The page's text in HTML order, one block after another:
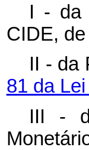
I - da
CIDE,
II - da
81 da
III -